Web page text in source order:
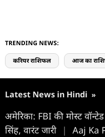
TRENDING NEWS:
करियर राशिफल आज का
Latest News in Hindi »
अमेरिका: FBI की मोस्ट
सिंह, वारंट जारी
|
Aaj Ka